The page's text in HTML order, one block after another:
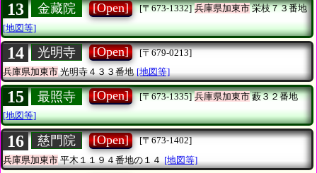
13 金藏院 [Open] [〒673-1332] 兵庫県加東市栄枝７３番地
[地図等]
14 光明寺 [Open]
[〒679-0213]
兵庫県加東市 光明寺４３３番地 [地図等]
15 最照寺 [Open] [〒673-1335] 兵庫県加東市藪３２番地
[地図等]
16 慈門院 [Open]
[〒673-1402]
兵庫県加東市 平木１１９４番地の１４ [地図等]